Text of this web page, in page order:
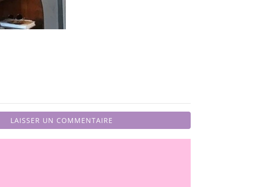
LAISSER UN COMMENTAIRE